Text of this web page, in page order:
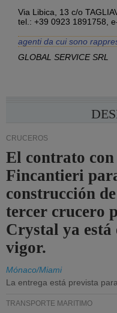
Via Libica, 13 c/o
tel.: +39 0923 1891758,
agenti da cui sono
GLOBAL SERVICE SRL
CRUCEROS
El contrato con
Fincantieri
construcción
tercer crucero
Crystal ya está
vigor.
Mónaco/Miami
La entrega está prevista
TRANSPORTE MARÍTIMO